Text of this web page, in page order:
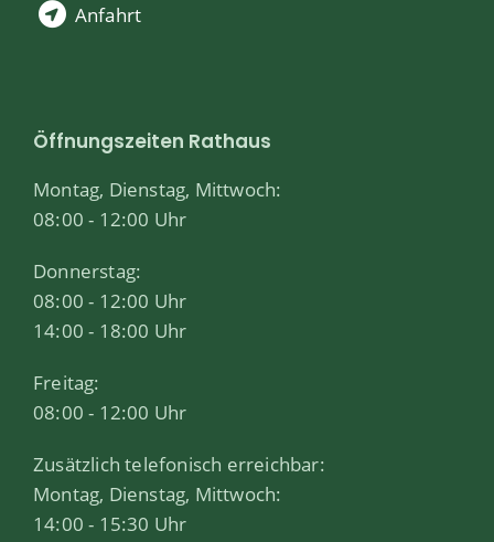
Anfahrt
Öffnungszeiten Rathaus
Montag, Dienstag, Mittwoch:
08:00 - 12:00 Uhr
Donnerstag:
08:00 - 12:00 Uhr
14:00 - 18:00 Uhr
Freitag:
08:00 - 12:00 Uhr
Zusätzlich telefonisch erreichbar:
Montag, Dienstag, Mittwoch:
14:00 - 15:30 Uhr